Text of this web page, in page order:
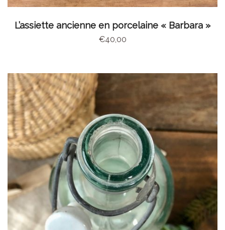
AJOUTER AU PANIER
L’assiette ancienne en porcelaine « Barbara »
€40,00